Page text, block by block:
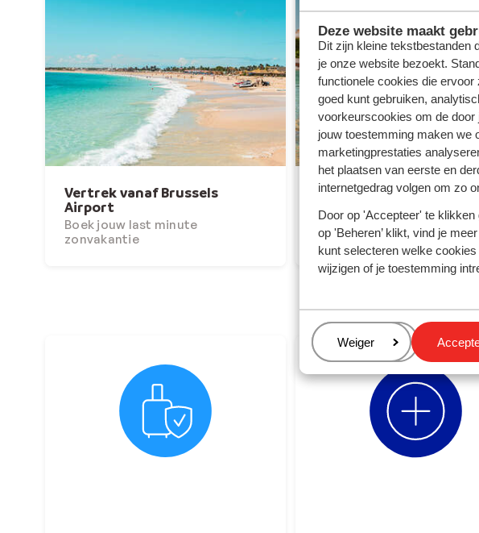
Deze website maakt
Dit zijn kleine tekstbestanden
je onze website bezoekt.
functionele cookies die
goed kunt gebruiken,
voorkeurscookies om de door
jouw toestemming maken we
marketingprestaties
het plaatsen van eerste en
internetgedrag volgen om zo
Door op 'Accepteer' te
op 'Beheren’ klikt, vind je
kunt selecteren welke
wijzigen of je toestemming
Beheren
Weiger
Vertrek vanaf Brussels
Airport
Boek jouw last minute
zonvakantie
Winterzonvakanties
Nu tot €250
p.p.